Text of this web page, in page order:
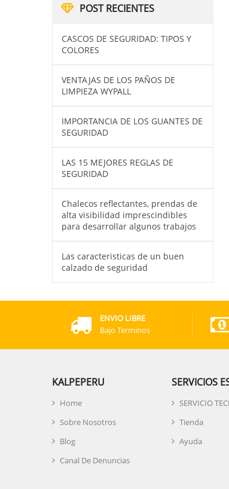
POST RECIENTES
CASCOS DE SEGURIDAD: TIPOS Y
COLORES
VENTAJAS DE LOS PAÑOS DE
LIMPIEZA WYPALL
IMPORTANCIA DE LOS GUANTES DE
SEGURIDAD
LAS 15 MEJORES REGLAS DE
SEGURIDAD
Chalecos reflectantes, prendas de
alta visibilidad imprescindibles
para desarrollar algunos trabajos
Las caracteristicas de un buen
calzado de seguridad
ENVIO LIBRE
Bajo Terminos
KALPEPERU
Home
Sobre Nosotros
Blog
Canal De Denuncias
SERVICIOS
SERVICIO
Tienda
Ayuda